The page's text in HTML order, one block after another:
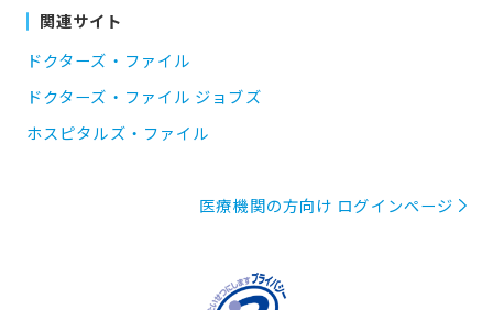
関連サイト
ドクターズ・ファイル
ドクターズ・ファイル ジョブズ
ホスピタルズ・ファイル
医療機関の方向け ログインページ